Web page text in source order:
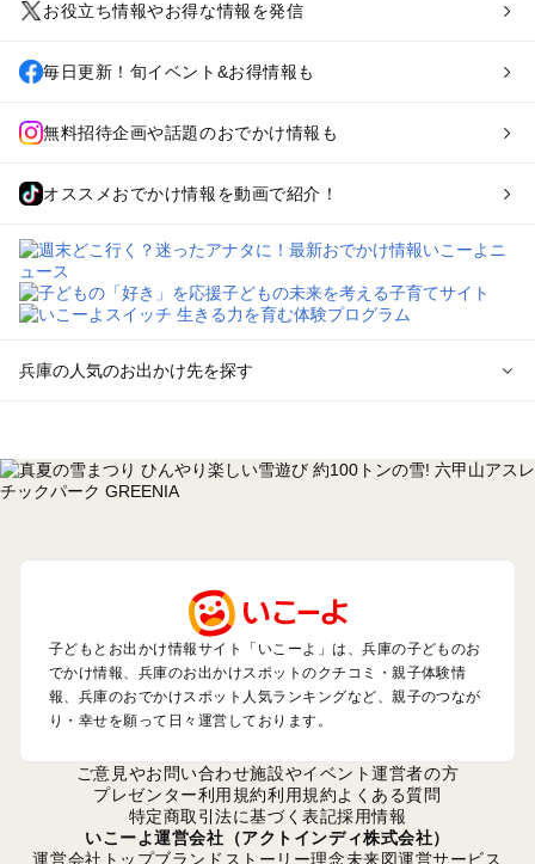
お役立ち情報やお得な情報を発信
毎日更新！旬イベント&お得情報も
無料招待企画や話題のおでかけ情報も
オススメおでかけ情報を動画で紹介！
兵庫の人気のお出かけ先を探す
を探す
神戸・有馬・六甲山・西宮・明石のプールお出かけ
淡路島のプールお出かけ
城崎・豊岡・竹野のプールお出かけ
神鍋・養父・和田山・鉢伏のプールお出かけ
香住・湯村・浜坂のプールお出かけ
兵庫の定番お出かけスポット
兵庫の動物園
兵庫のバーベキュー
兵庫の牧場
子どもとお出かけ情報サイト「いこーよ」は、兵庫の子どものお
でかけ情報、兵庫のお出かけスポットのクチコミ・親子体験情
報、兵庫のおでかけスポット人気ランキングなど、親子のつなが
り・幸せを願って日々運営しております。
ご意見やお問い合わせ施設やイベント運営者の方
プレゼンター利用規約利用規約よくある質問
特定商取引法に基づく表記採用情報
いこーよ運営会社（アクトインディ株式会社）
運営会社トップブランドストーリー理念未来図運営サービス